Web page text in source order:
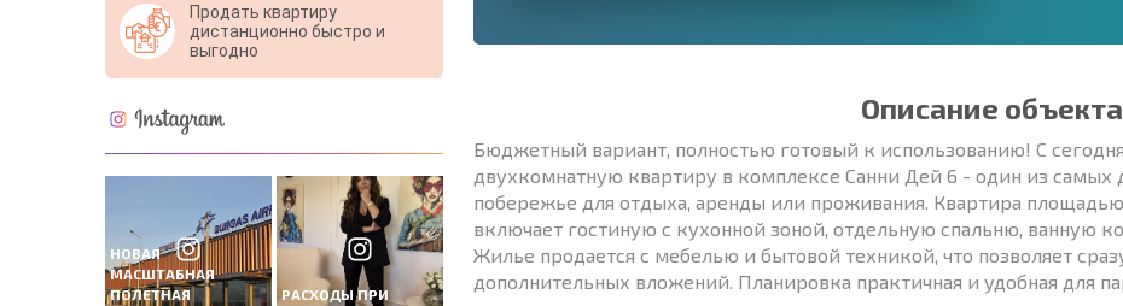
Продать квартиру
дистанционно быстро и
выгодно
НОВАЯ
МАСШТАБНАЯ
ПОЛЕТНАЯ
РАСХОДЫ ПРИ
Описание
Бюджетный вариант, полностью готовый к использованию! С
двухкомнатную квартиру в комплексе Санни Дей 6 - один из самых
побережье для отдыха, аренды или проживания. Квартира
включает гостиную с кухонной зоной, отдельную спальню, ванную
Жилье продается с мебелью и бытовой техникой, что позволяет
дополнительных вложений. Планировка практичная и удобная для